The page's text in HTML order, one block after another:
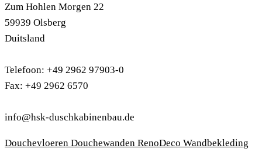
Zum Hohlen Morgen 22
59939 Olsberg
Duitsland
Telefoon: +49 2962 97903-0
Fax: +49 2962 6570
info@hsk-duschkabinenbau.de
Douchevloeren Douchewanden RenoDeco Wandbekleding